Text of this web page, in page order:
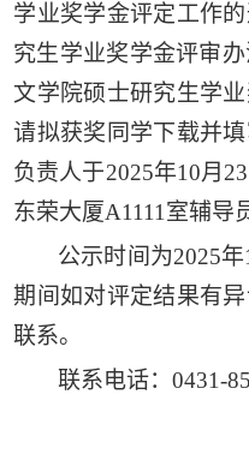
学业奖学金评定工作
究生学业奖学金评审
文学院硕士研究生学
请拟获奖同学下载并
负责人于2025年10月
东荣大厦A1111室辅导
公示时间为2025年
期间如对评定结果有
联系。
联系电话：0431-